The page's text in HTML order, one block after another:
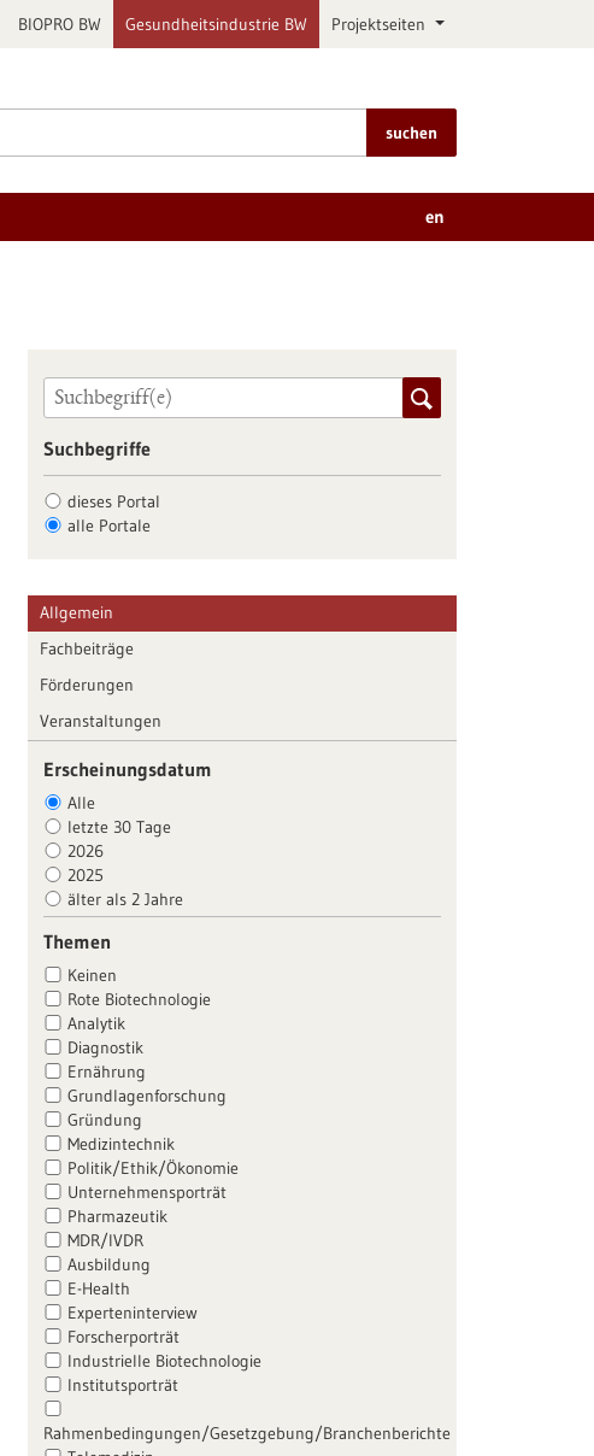
BIOPRO BW Gesundheitsindustrie BW Projektseiten
suchen
en
Suchbegriffe
dieses Portal
alle Portale
Allgemein
Fachbeiträge
Förderungen
Veranstaltungen
Erscheinungsdatum
Alle
letzte 30 Tage
2026
2025
älter als 2 Jahre
Themen
Keinen
Rote Biotechnologie
Analytik
Diagnostik
Ernährung
Grundlagenforschung
Gründung
Medizintechnik
Politik/Ethik/Ökonomie
Unternehmensporträt
Pharmazeutik
MDR/IVDR
Ausbildung
E-Health
Experteninterview
Forscherporträt
Industrielle Biotechnologie
Institutsporträt
Rahmenbedingungen/Gesetzgebung/Branchenberichte